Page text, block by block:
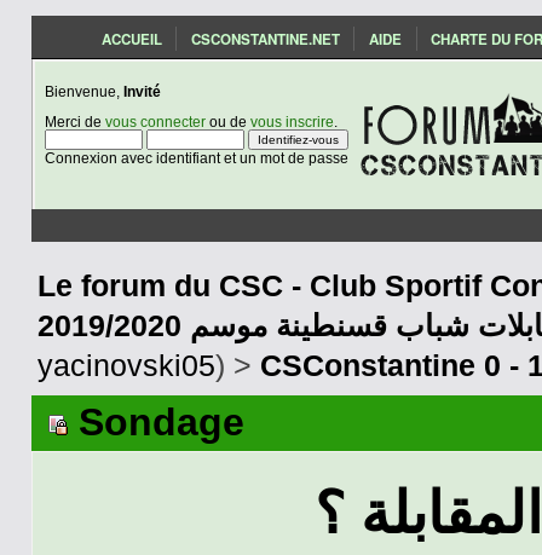
ACCUEIL CSCONSTANTINE.NET AIDE CHARTE DU
Bienvenue, Invité
Merci de vous connecterou de vous inscrire
Connexion avec identifiant et un mot de passe
Le forum du CSC - Club Sportif
2020 مقابلات شباب قسنطينة موسم
yacinovski05) > CSConstantine 0 -
Sondage
؟